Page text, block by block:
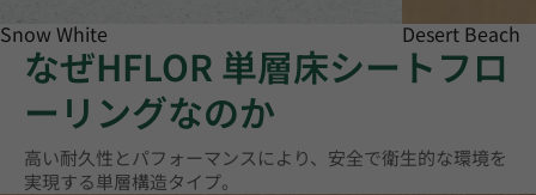
Snow White Desert Beach
なぜHFLOR 単層床シートフロ
ーリングなのか
高い耐久性とパフォーマンスにより、安全で衛生的な環境を
実現する単層構造タイプ。